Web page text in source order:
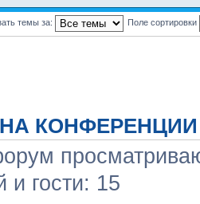
темы за: Поле сортировки
КОНФЕРЕНЦИИ
и гости: 15